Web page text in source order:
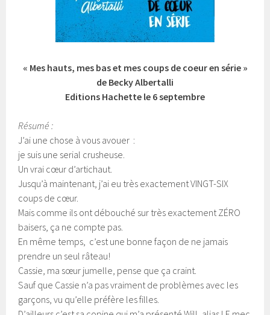
« Mes hauts, mes bas et mes coups de coeur en série »
de Becky Albertalli
Editions Hachette le 6 septembre
Résumé :
J’ai une chose à vous avouer :
je suis une serial crusheuse.
Un vrai cœur d’artichaut.
Jusqu’à maintenant, j’ai eu très exactement VINGT-SIX
coups de cœur.
Mais comme ils ont débouché sur très exactement ZÉRO
baisers, ça ne compte pas.
En même temps, c’est une bonne façon de ne jamais
prendre un seul râteau!
Cassie, ma sœur jumelle, pense que ça craint.
Sauf que Cassie n’a pas vraiment de problèmes avec les
garçons, vu qu’elle préfère les filles.